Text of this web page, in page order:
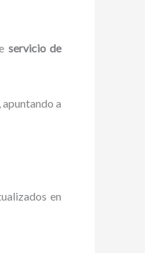
servicio de
a
en